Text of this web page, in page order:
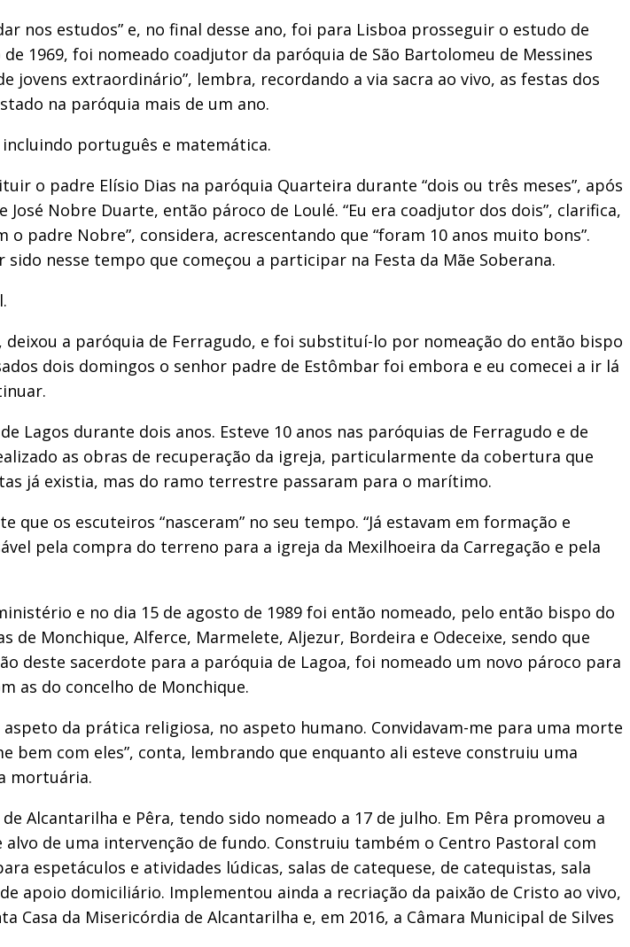
nos estudos” e, no final desse ano, foi para Lisboa prosseguir o estudo de
1969, foi nomeado coadjutor da paróquia de São Bartolomeu de Messines
jovens extraordinário”, lembra, recordando a via sacra ao vivo, as festas dos
na paróquia mais de um ano.
português e matemática.
o padre Elísio Dias na paróquia Quarteira durante “dois ou três meses”, após
Nobre Duarte, então pároco de Loulé. “Eu era coadjutor dos dois”, clarifica,
padre Nobre”, considera, acrescentando que “foram 10 anos muito bons”.
nesse tempo que começou a participar na Festa da Mãe Soberana.
a paróquia de Ferragudo, e foi substituí-lo por nomeação do então bispo
dois domingos o senhor padre de Estômbar foi embora e eu comecei a ir lá
durante dois anos. Esteve 10 anos nas paróquias de Ferragudo e de
as obras de recuperação da igreja, particularmente da cobertura que
já existia, mas do ramo terrestre passaram para o marítimo.
os escuteiros “nasceram” no seu tempo. “Já estavam em formação e
pela compra do terreno para a igreja da Mexilhoeira da Carregação e pela
e no dia 15 de agosto de 1989 foi então nomeado, pelo então bispo do
de Monchique, Alferce, Marmelete, Aljezur, Bordeira e Odeceixe, sendo que
deste sacerdote para a paróquia de Lagoa, foi nomeado um novo pároco para
as do concelho de Monchique.
da prática religiosa, no aspeto humano. Convidavam-me para uma morte
com eles”, conta, lembrando que enquanto ali esteve construiu uma
mortuária.
Alcantarilha e Pêra, tendo sido nomeado a 17 de julho. Em Pêra promoveu a
de uma intervenção de fundo. Construiu também o Centro Pastoral com
espetáculos e atividades lúdicas, salas de catequese, de catequistas, sala
apoio domiciliário. Implementou ainda a recriação da paixão de Cristo ao vivo,
Casa da Misericórdia de Alcantarilha e, em 2016, a Câmara Municipal de Silves